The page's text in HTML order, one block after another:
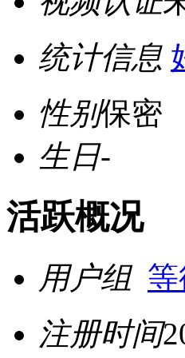
统计信息
性别保密
生日-
活跃概况
用户组
注册时间